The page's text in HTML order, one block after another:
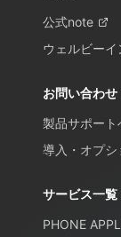
公式note
ウェルビー
お問い合わせ
製品サポー
導入・オプ
サービス一覧
PHONE